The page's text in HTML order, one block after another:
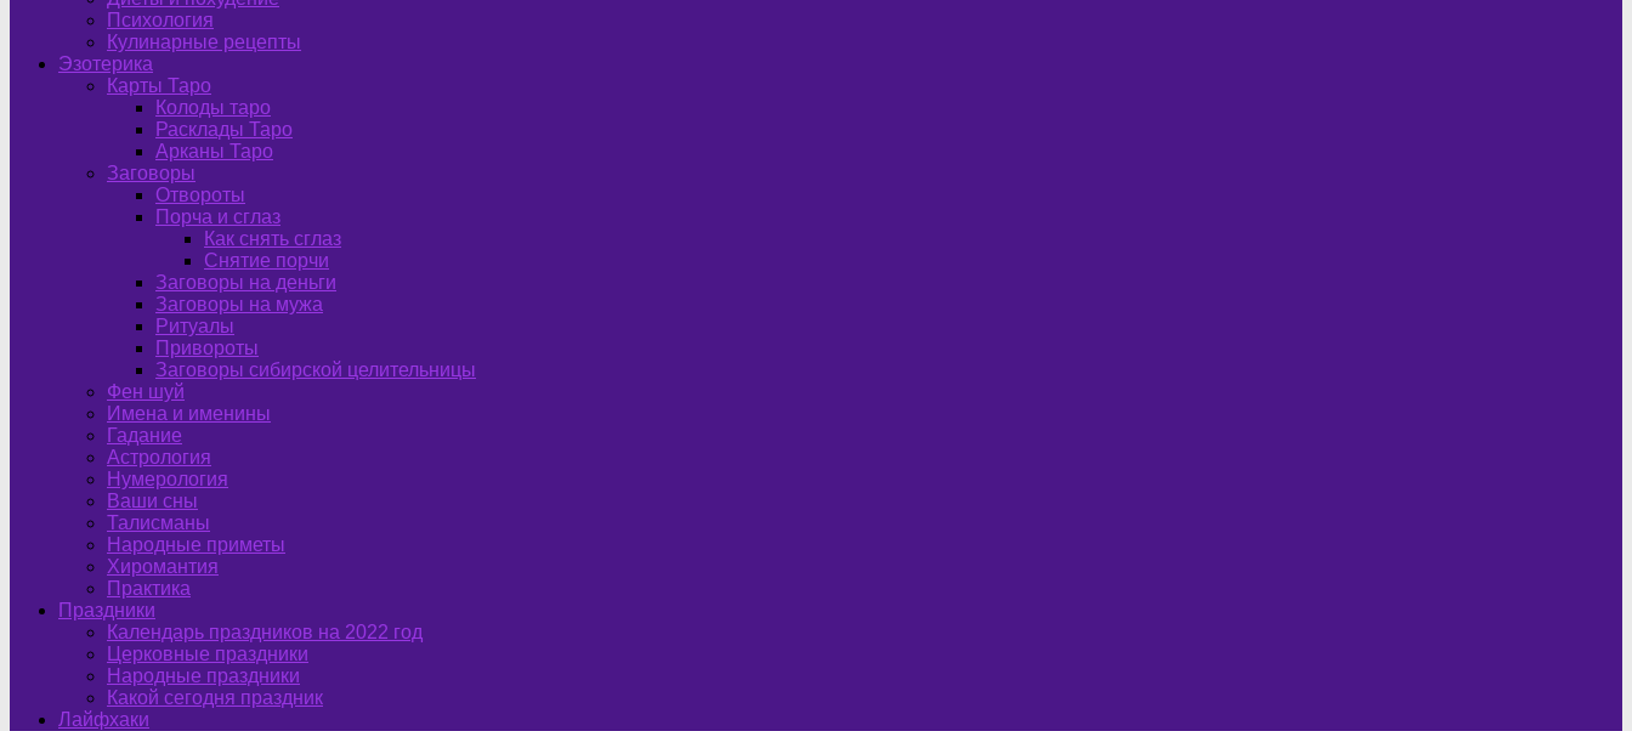
Психология
Кулинарные рецепты
Эзотерика
Карты Таро
Колоды таро
Расклады Таро
Арканы Таро
Заговоры
Отвороты
Порча и сглаз
Как снять сглаз
Снятие порчи
Заговоры на деньги
Заговоры на мужа
Ритуалы
Привороты
Заговоры сибирской целительницы
Фен шуй
Имена и именины
Гадание
Астрология
Нумерология
Ваши сны
Талисманы
Народные приметы
Хиромантия
Практика
Праздники
Календарь праздников на 2022 год
Церковные праздники
Народные праздники
Какой сегодня праздник
Лайфхаки